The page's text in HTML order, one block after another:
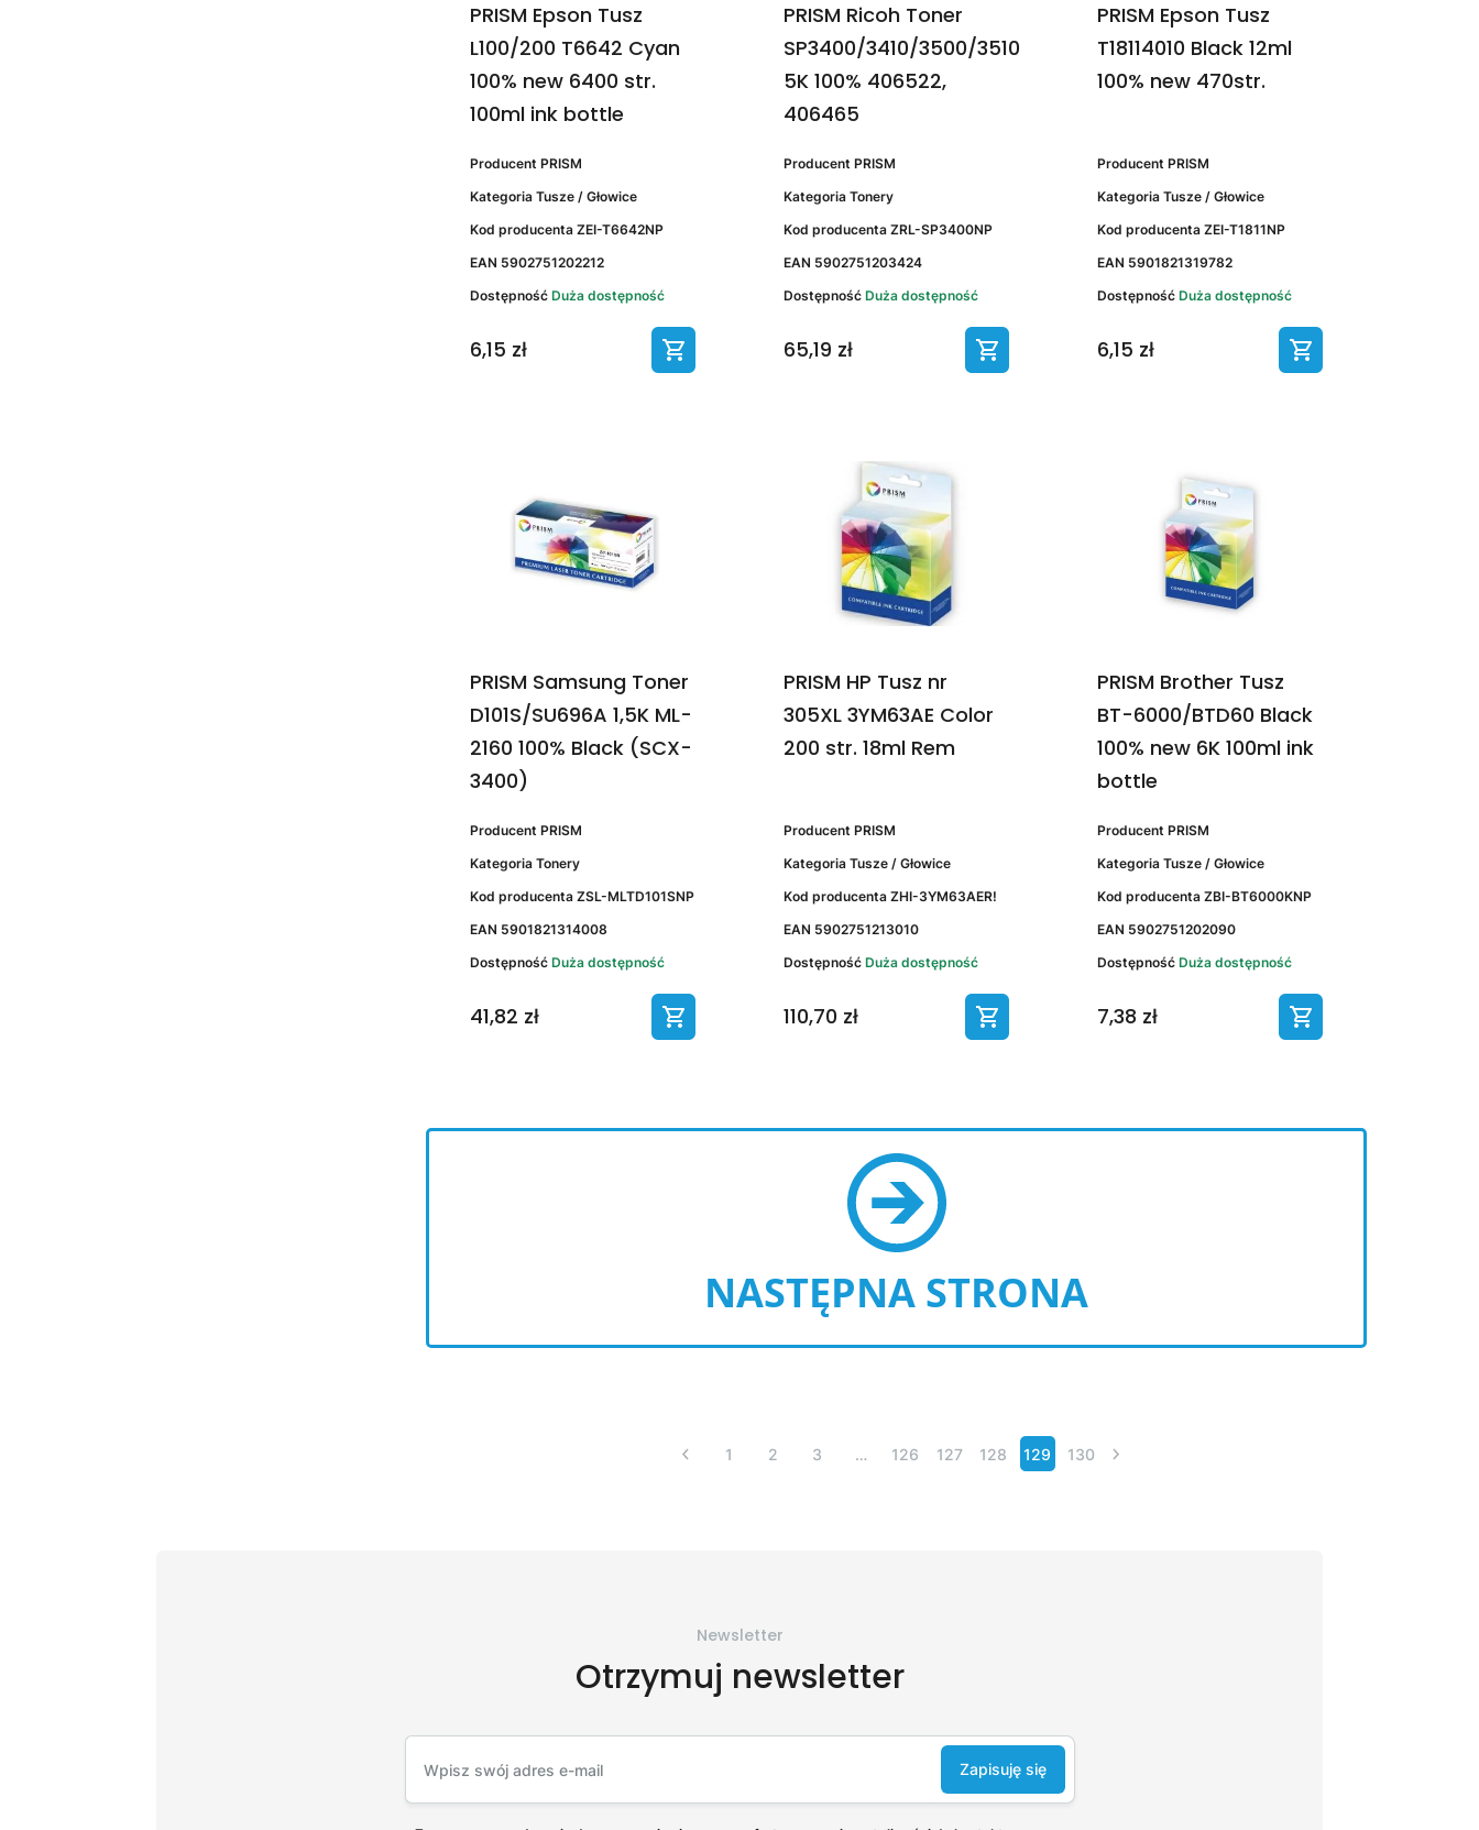
PRISM Epson Tusz
L100/200 T6642 Cyan
100% new 6400 str.
100ml ink bottle
Producent PRISM
Kategoria Tusze / Głowice
Kod producenta ZEI-T6642NP
EAN 5902751202212
Dostępność Duża dostępność
6,15 zł
PRISM Ricoh Toner
SP3400/3410/3500/3510
5K 100% 406522,
406465
Producent PRISM
Kategoria Tonery
Kod producenta ZRL-SP3400NP
EAN 5902751203424
Dostępność Duża dostępność
65,19 zł
PRISM Epson Tusz
T18114010 Black 12ml
100% new 470str.
Producent PRISM
Kategoria Tusze / Głowice
Kod producenta ZEI-T1811NP
EAN 5901821319782
Dostępność Duża dostępność
6,15 zł
PRISM Samsung Toner
D101S/SU696A 1,5K ML-
2160 100% Black (SCX-
3400)
Producent PRISM
Kategoria Tonery
Kod producenta ZSL-MLTD101SNP
EAN 5901821314008
Dostępność Duża dostępność
41,82 zł
PRISM HP Tusz nr
305XL 3YM63AE Color
200 str. 18ml Rem
Producent PRISM
Kategoria Tusze / Głowice
Kod producenta ZHI-3YM63AER!
EAN 5902751213010
Dostępność Duża dostępność
110,70 zł
PRISM Brother Tusz
BT-6000/BTD60 Black
100% new 6K 100ml ink
bottle
Producent PRISM
Kategoria Tusze / Głowice
Kod producenta ZBI-BT6000KNP
EAN 5902751202090
Dostępność Duża dostępność
7,38 zł
NASTĘPNA STRONA
1 2 3 … 126 127 128 129 130
Newsletter
Otrzymuj newsletter
Zapisuję się